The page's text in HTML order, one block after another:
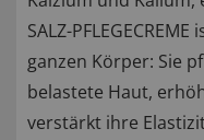
SALZ-
ganzen Körper: Sie
belastete Haut,
verstärkt ihre